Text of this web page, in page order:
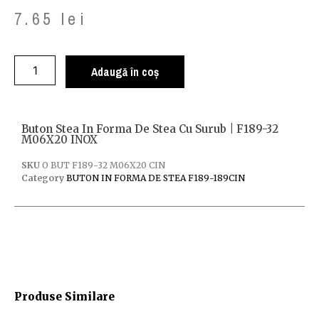
7.65 lei
Adaugă în coș
Produse Similare
Buton Stea In Forma De Stea Cu Surub | F189-32
M06X20 INOX
SKU O BUT F189-32 M06X20 CIN
Category BUTON IN FORMA DE STEA F189-189CIN